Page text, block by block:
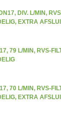
DIV. L/MIN,
EXTRA
79 L/MIN, RVS-
70 L/MIN, RVS-
EXTRA